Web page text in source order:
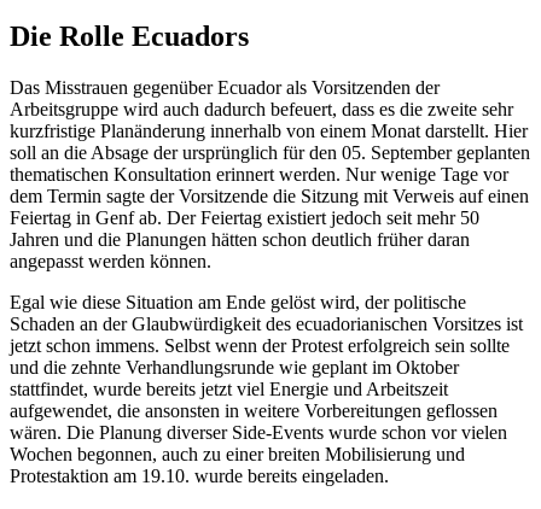
Die Rolle Ecuadors
Das Misstrauen gegenüber Ecuador als Vorsitzenden der
Arbeitsgruppe wird auch dadurch befeuert, dass es die zweite sehr
kurzfristige Planänderung innerhalb von einem Monat darstellt. Hier
soll an die Absage der ursprünglich für den 05. September geplanten
thematischen Konsultation erinnert werden. Nur wenige Tage vor
dem Termin sagte der Vorsitzende die Sitzung mit Verweis auf einen
Feiertag in Genf ab. Der Feiertag existiert jedoch seit mehr 50
Jahren und die Planungen hätten schon deutlich früher daran
angepasst werden können.
Egal wie diese Situation am Ende gelöst wird, der politische
Schaden an der Glaubwürdigkeit des ecuadorianischen Vorsitzes ist
jetzt schon immens. Selbst wenn der Protest erfolgreich sein sollte
und die zehnte Verhandlungsrunde wie geplant im Oktober
stattfindet, wurde bereits jetzt viel Energie und Arbeitszeit
aufgewendet, die ansonsten in weitere Vorbereitungen geflossen
wären. Die Planung diverser Side-Events wurde schon vor vielen
Wochen begonnen, auch zu einer breiten Mobilisierung und
Protestaktion am 19.10. wurde bereits eingeladen.